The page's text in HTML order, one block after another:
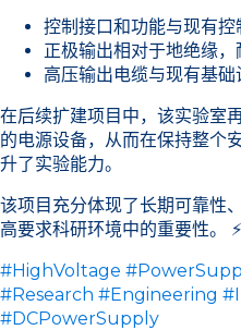
控制接口和功能与现有
正极输出相对于地绝缘
高压输出电缆与现有基础
在后续扩建项目中，该实验室
的电源设备，从而在保持整个
升了实验能力。
该项目充分体现了长期可靠性
高要求科研环境中的重要性。 ⚡
#HighVoltage
#Research #Engineering
#DCPowerSupply